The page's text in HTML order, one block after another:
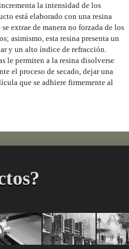
la intensidad de los
está elaborado con una resina
extrae de manera no forzada de los
asimismo, esta resina presenta un
y un alto índice de refracción.
le permiten a la resina disolverse
el proceso de secado, dejar una
que se adhiere firmemente al